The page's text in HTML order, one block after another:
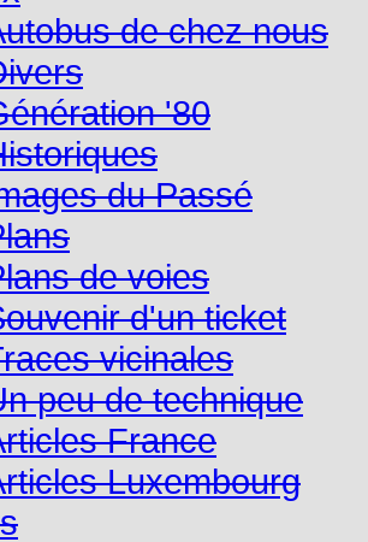
de chez nous
'80
du Passé
de voies
d'un ticket
vicinales
peu de technique
France
Luxembourg